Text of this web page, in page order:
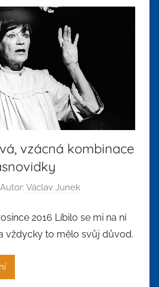
vzácná kombinace
Autor: Václav Junek
2016 Líbilo se mi na ní
vždycky to mělo svůj důvod.